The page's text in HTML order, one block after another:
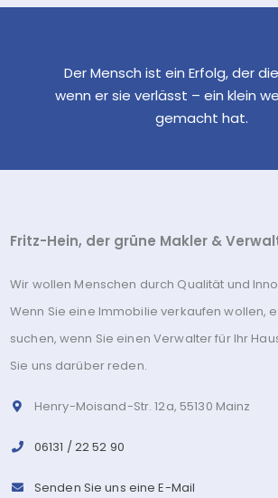
Der Mensch ist ein Erfolg, der
wenn er sie verlässt – ein klein
gemacht hat.
Fritz-Hein, der grüne Makler &
Wir wollen Menschen durch Qualität und
Wenn Sie eine Immobilie verkaufen wollen,
suchen, wenn Sie einen Verwalter für Ihr
Sie uns darüber reden.
Henry-Moisand-Str. 12a, 55130 Mainz
06131 / 22 52 90
Senden Sie uns eine E-Mail